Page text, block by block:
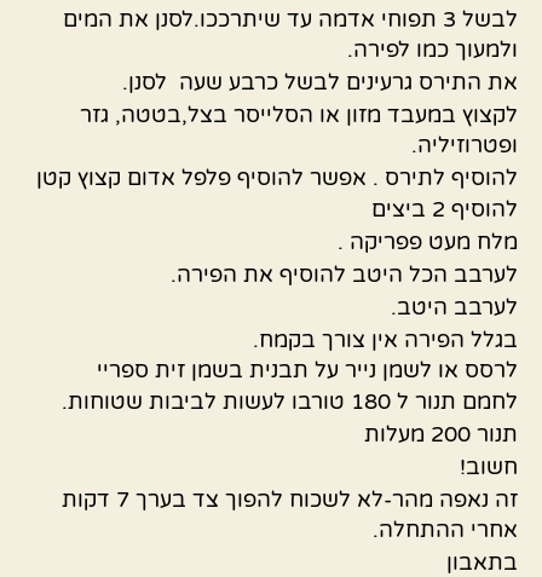
לבשל 3 תפוחי אדמה עד שיתרככו.לסנן את המים
ולמעוך כמו לפירה.
את התירס גרעינים לבשל כרבע שעה לסנן.
לקצוץ במעבד מזון או הסלייסר בצל,בטטה, גזר
ופטרוזיליה.
להוסיף לתירס . אפשר להוסיף פלפל אדום קצוץ קטן
להוסיף 2 ביצים
מלח מעט פפריקה .
לערבב הכל היטב להוסיף את הפירה.
לערבב היטב.
בגלל הפירה אין צורך בקמח.
לרסס או לשמן נייר על תבנית בשמן זית ספריי
לחמם תנור ל 180 טורבו לעשות לביבות שטוחות.
תנור 200 מעלות
חשוב!
זה נאפה מהר-לא לשכוח להפוך צד בערך 7 דקות
אחרי ההתחלה.
בתאבון